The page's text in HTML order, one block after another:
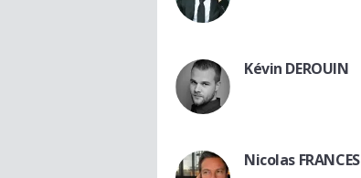
Kévin DEROUIN
Nicolas FRANCES